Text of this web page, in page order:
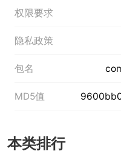
权限要求
隐私政策
包名
MD5值
本类排行